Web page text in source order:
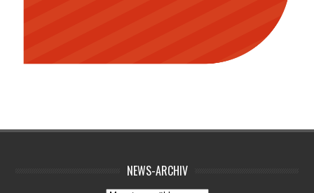
NEWS-ARCHIV